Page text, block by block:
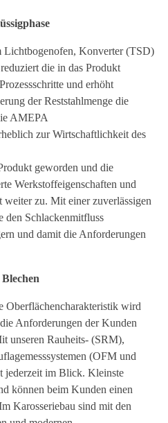
Lichtbogenofen, Konverter (TSD)
die in das Produkt
und erhöht
der Reststahlmenge die
AMEPA
zur Wirtschaftlichkeit des
geworden und die
Werkstoffeigenschaften und
zu. Mit einer zuverlässigen
den Schlackenmitfluss
und damit die Anforderungen
Oberflächencharakteristik wird
Anforderungen der Kunden
unseren Rauheits- (SRM),
(OFM und
jederzeit im Blick. Kleinste
können beim Kunden einen
Karosseriebau sind mit den